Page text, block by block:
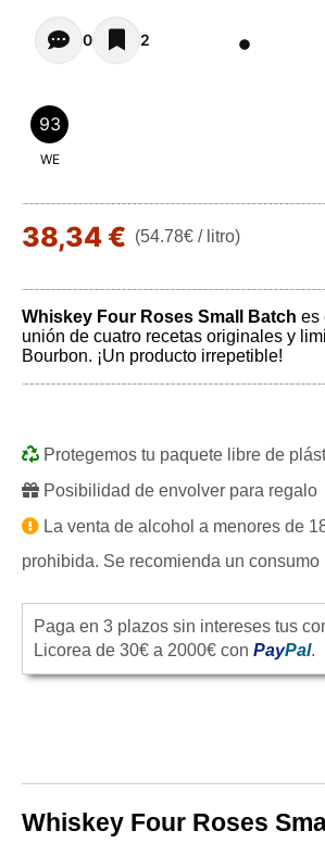
Opiniones de clientes -
0 2
93
WE
38,34 € (54.78€ / litro)
Whiskey Four Roses Small Batch es
unión de cuatro recetas originales y
Bourbon. ¡Un producto irrepetible!
Protegemos tu paquete libre de
Posibilidad de envolver para regalo
La venta de alcohol a menores de
prohibida. Se recomienda un consumo
Paga en 3 plazos sin intereses tus
Licorea de 30€ a 2000€ con PayPal.
Whiskey Four Roses